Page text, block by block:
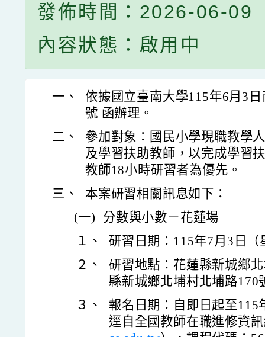
發佈時間：2026-06-09
內容狀態：啟用中
一、
依據國立臺南大學115年6月3
號 函辦理。
二、
參加對象：國民小學現職教學
及學習扶助教師，以完成學習
教師18小時研習者為優先。
三、
本案研習相關訊息如下：
(一)
分數與小數－花蓮場
１、
研習日期：115年7月3日（
２、
研習地點：花蓮縣新城鄉
縣新城鄉北埔村北埔路170
３、
報名日期：自即日起至
逕自全國教師在職進修資